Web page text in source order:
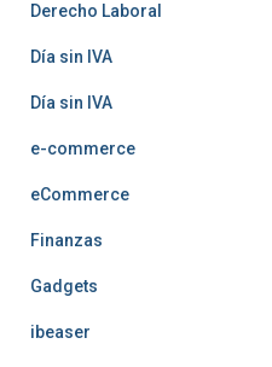
Derecho Laboral
Día sin IVA
Día sin IVA
e-commerce
eCommerce
Finanzas
Gadgets
ibeaser